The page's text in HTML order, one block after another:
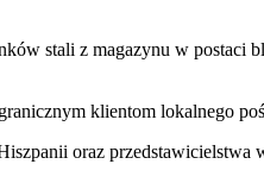
stali z magazynu w postaci
klientom lokalnego
oraz